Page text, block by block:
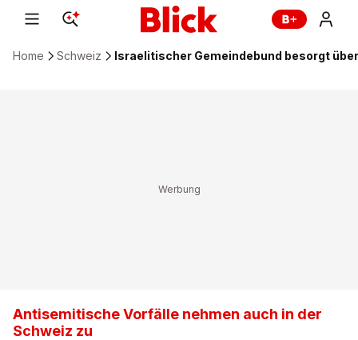
Home Schweiz Israelitischer Gemeindebund besorgt
Antisemitische Vorfälle nehmen auch in der
Schweiz zu